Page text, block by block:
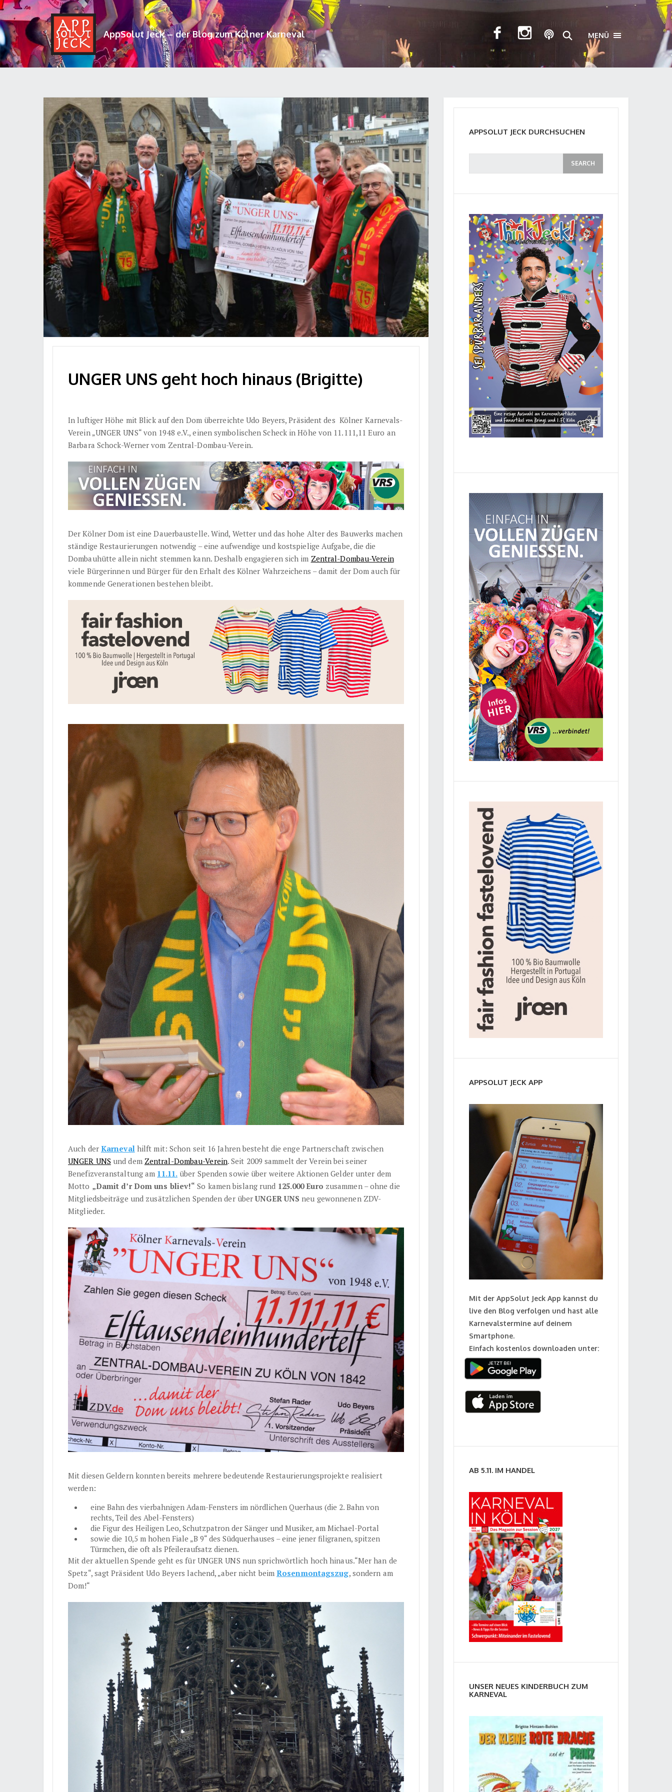
AppSolut Jeck – der Blog zum Kölner Karneval MENÜ TOGGLE
UNGER UNS geht hoch hinaus (Brigitte)
In luftiger Höhe mit Blick auf den Dom überreichte Udo Beyers, Präsident des Kölner Karnevals-
Verein „UNGER UNS“ von 1948 e.V., einen symbolischen Scheck in Höhe von 11.111,11 Euro an
Barbara Schock-Werner vom Zentral-Dombau-Verein.
Der Kölner Dom ist eine Dauerbaustelle. Wind, Wetter und das hohe Alter des Bauwerks machen
ständige Restaurierungen notwendig – eine aufwendige und kostspielige Aufgabe, die die
Dombauhütte allein nicht stemmen kann. Deshalb engagieren sich im Zentral-Dombau-Verein
viele Bürgerinnen und Bürger für den Erhalt des Kölner Wahrzeichens – damit der Dom auch für
kommende Generationen bestehen bleibt.
Auch der Karnevalhilft mit: Schon seit 16 Jahren besteht die enge Partnerschaft zwischen
UNGER UNS und dem Zentral-Dombau-Verein. Seit 2009 sammelt der Verein bei seiner
Benefizveranstaltung am 11.11. über Spenden sowie über weitere Aktionen Gelder unter dem
Motto „Damit d’r Dom uns bliev!“ So kamen bislang rund 125.000 Euro zusammen – ohne die
Mitgliedsbeiträge und zusätzlichen Spenden der überUNGER UNS neu gewonnenen ZDV-
Mitglieder.
Mit diesen Geldern konnten bereits mehrere bedeutende Restaurierungsprojekte realisiert
werden:
eine Bahn des vierbah­nigen Adam-Fensters im nördlichen Querhaus (die 2. Bahn von
rechts, Teil des Abel-Fensters)
die Figur des Heiligen Leo, Schutzpatron der Sänger und Musiker, am Michael-Portal
sowie die 10,5 m hohen Fiale „B 9“ des Südquerhauses – eine jener filigranen, spitzen
Türmchen, die oft als Pfeileraufsatz dienen.
Mit der aktuellen Spende geht es für UNGER UNS nun sprichwörtlich hoch hinaus.“Mer han de
Spetz“, sagt Präsident Udo Beyers lachend, „aber nicht beimRosenmontagszug, sondern am
Dom!“
APPSOLUT JECK DURCHSUCHEN
APPSOLUT JECK APP
Mit der AppSolut Jeck App kannst du
live den Blog verfolgen und hast alle
Karnevalstermine auf deinem
Smartphone.
Einfach kostenlos downloaden unter:
AB 5.11. IM HANDEL
UNSER NEUES KINDERBUCH ZUM
KARNEVAL